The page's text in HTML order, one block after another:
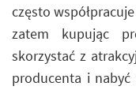
często
zatem kupując
skorzystać z
producenta i